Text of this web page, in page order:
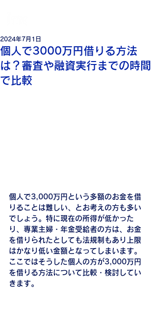
個人で3000万円借りる方法
は？審査や融資実行までの時間
で比較
2024年7月1日
個人で3,000万円という多額のお金を借
りることは難しい、とお考えの方も多い
でしょう。特に現在の所得が低かった
り、専業主婦・年金受給者の方は、お金
を借りられたとしても法規制もあり上限
はかなり低い金額となってしまいます。
ここではそうした個人の方が3,000万円
を借りる方法について比較・検討してい
きます。